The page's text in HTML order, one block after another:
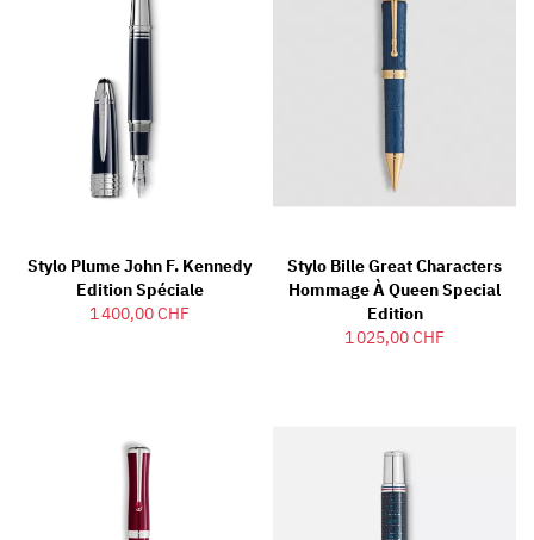
Stylo Plume John F. Kennedy
Edition Spéciale
1 400,00 CHF
Stylo Bille Great Characters
Hommage À Queen Special
Edition
1 025,00 CHF